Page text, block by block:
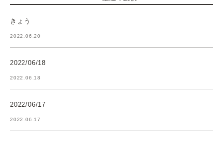
きょう
2022.06.20
2022/06/18
2022.06.18
2022/06/17
2022.06.17